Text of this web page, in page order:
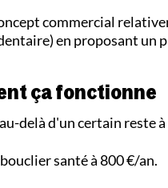
commercial
en proposant un
ça fonctionne
delà d'un certain reste
santé à 800 €/an.